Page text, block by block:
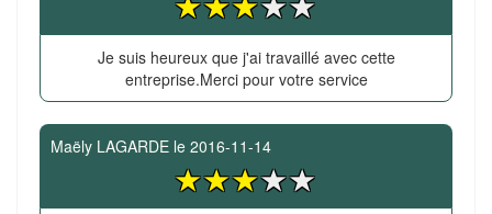
Je suis heureux que j'ai travaillé avec cette
entreprise.Merci pour votre service
Maëly LAGARDE le 2016-11-14